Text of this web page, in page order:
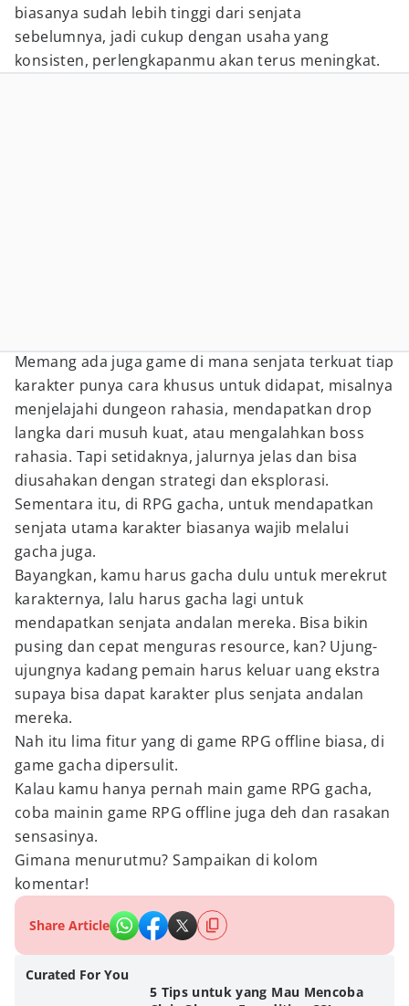
biasanya sudah lebih tinggi dari senjata
sebelumnya, jadi cukup dengan usaha yang
konsisten, perlengkapanmu akan terus meningkat.
Memang ada juga game di mana senjata terkuat tiap
karakter punya cara khusus untuk didapat, misalnya
menjelajahi dungeon rahasia, mendapatkan drop
langka dari musuh kuat, atau mengalahkan boss
rahasia. Tapi setidaknya, jalurnya jelas dan bisa
diusahakan dengan strategi dan eksplorasi.
Sementara itu, di RPG gacha, untuk mendapatkan
senjata utama karakter biasanya wajib melalui
gacha juga.
Bayangkan, kamu harus gacha dulu untuk merekrut
karakternya, lalu harus gacha lagi untuk
mendapatkan senjata andalan mereka. Bisa bikin
pusing dan cepat menguras resource, kan? Ujung-
ujungnya kadang pemain harus keluar uang ekstra
supaya bisa dapat karakter plus senjata andalan
mereka.
Nah itu lima fitur yang di game RPG offline biasa, di
game gacha dipersulit.
Kalau kamu hanya pernah main game RPG gacha,
coba mainin game RPG offline juga deh dan rasakan
sensasinya.
Gimana menurutmu? Sampaikan di kolom
komentar!
Share Article
Curated For You
5 Tips untuk yang Mau Mencoba